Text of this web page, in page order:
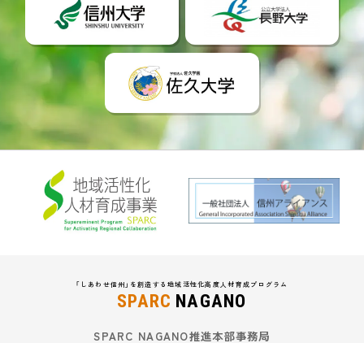
「しあわせ信州」を創造する地域活性化高度人材育成プログラム
SPARC NAGANO
SPARC NAGANO推進本部事務局